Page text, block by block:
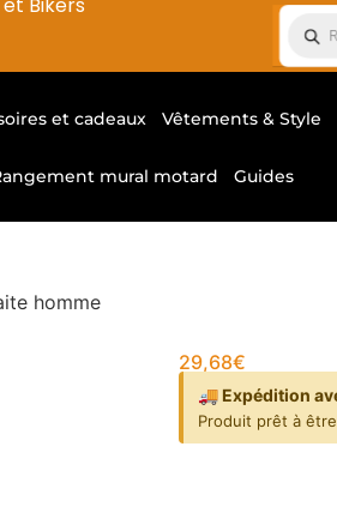
et cadeaux Vêtements & Style
mural motard Guides
homme
29,68€
🚚 Expédition
Produit prêt à